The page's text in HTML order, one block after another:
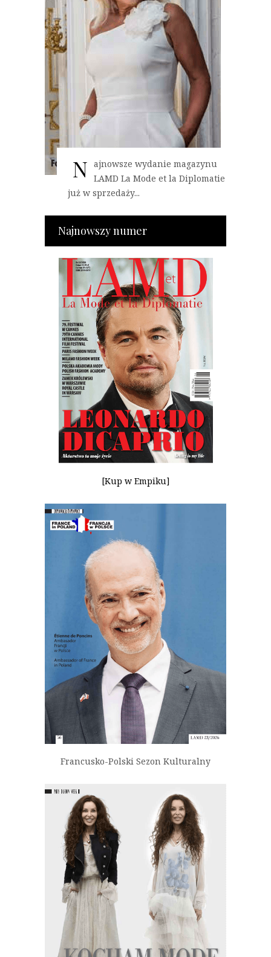
N ajnowsze wydanie magazynu
LAMD La Mode et la Diplomatie
już w sprzedaży...
Najnowszy numer
[Kup w Empiku]
Francusko-Polski Sezon Kulturalny